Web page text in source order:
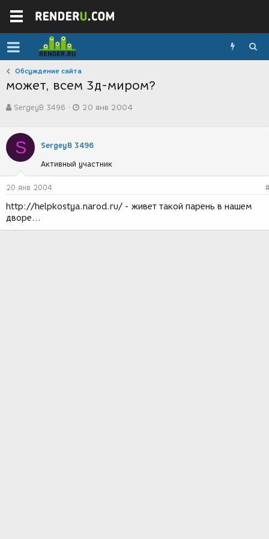
Обсуждение сайта
может, всем 3д-миром?
в
о
р
т
е
м
ы
SergeyB 3496
а
с
з
д
и
20 янв 2004
S SergeyB 3496
Активный участник
20 янв 2004
http://helpkostya.narod.ru/ - живет такой парень в нашем
дворе...